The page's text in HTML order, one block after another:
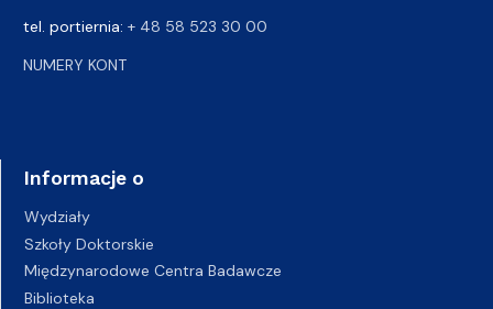
tel. portiernia: + 48 58 523 30 00
NUMERY KONT
Informacje o
Wydziały
Szkoły Doktorskie
Międzynarodowe Centra Badawcze
Biblioteka